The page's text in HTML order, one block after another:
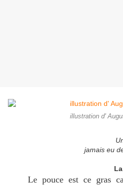
illustration d'
jamais eu
Le pouce est ce gras